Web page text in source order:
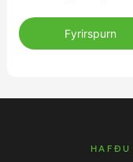
Football Kit með
merkis | Liðsföt
Fyrirspurn